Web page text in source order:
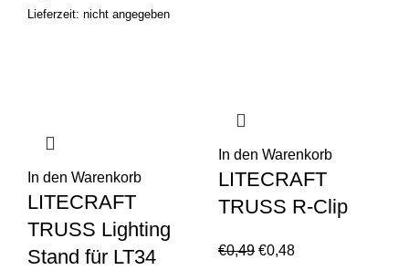
Lieferzeit: nicht angegeben
In den Warenkorb
LITECRAFT
TRUSS Lighting
Stand für LT34
In den Warenkorb
LITECRAFT
TRUSS R-Clip
€0,49 €0,48